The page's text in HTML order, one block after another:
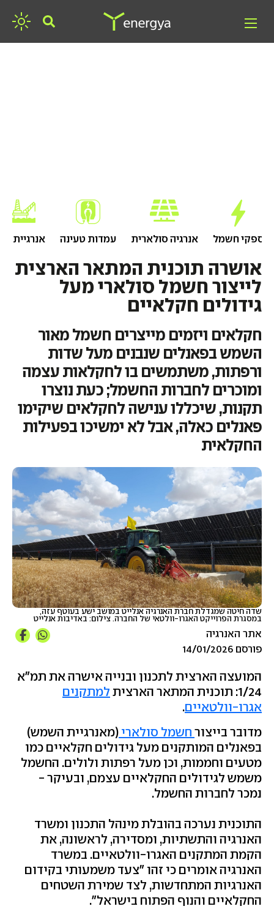
ספקי חשמל אנרגיה סולארית עמדות טעינה אנרגיית גז
אושרה תוכנית המתאר הארצית
לייצור חשמל סולארי מעל
גידולים חקלאיים
חקלאים ויזמים מייצרים חשמל מאור
השמש בפאנלים שנבנים מעל שדות
ורפתות, משתמשים בו לחקלאות עצמה
ומוכרים לחברות החשמל; כעת נוצרו
תקנות, שיכללו ענישה לחקלאים שיקימו
פאנלים כאלה, אבל לא ימשיכו בפעילות
החקלאית
שדה חיטה שמגדלת חברת האנרגיה אנלייט במושב ישע בעוטף עזה,
במסגרת הפרוייקט האגרו-וולטאי של החברה. צילום: באדיבות אנלייט
אתר האנרגיה
פורסם 14/01/2026
המועצה הארצית לתכנון ובנייה אישרה את תמ"א
1/24: תוכנית המתאר הארצית
למתקנים
אגרו-וולטאיים.
מדובר בייצורחשמל סולארי(מאנרגיית השמש)
בפאנלים המותקנים מעל גידולים חקלאיים כמו
מטעים וחממות, וכן מעל רפתות ולולים. החשמל
משמש לגידולים החקלאיים עצמם, ובעיקר -
נמכר לחברות החשמל.
התוכנית נערכה בהובלת מינהל התכנון ומשרד
האנרגיה והתשתיות, ומסדירה, לראשונה, את
הקמת המתקנים האגרו-וולטאיים. במשרד
האנרגיה אומרים כי זהו "צעד משמעותי בקידום
האנרגיות המתחדשות, לצד שמירת השטחים
החקלאיים והנוף הפתוח בישראל".